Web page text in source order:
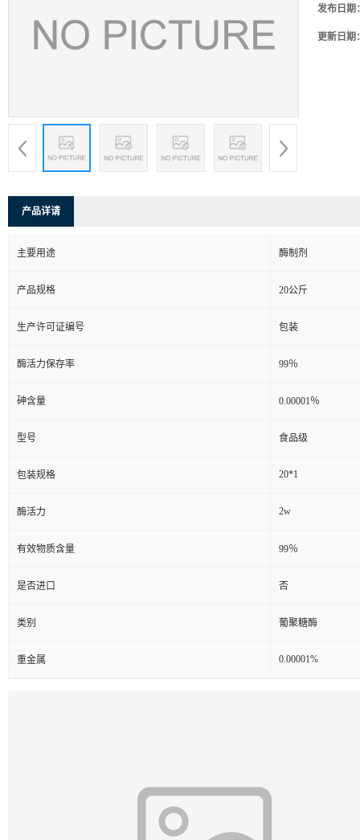
发布日期
更新日期
产品详请
主要用途 酶制剂
产品规格 20公斤
生产许可证编号 包装
酶活力保存率 99％
砷含量 0.00001％
型号 食品级
包装规格 20*1
酶活力 2w
有效物质含量 99％
是否进口 否
类别 葡聚糖酶
重金属 0.00001%